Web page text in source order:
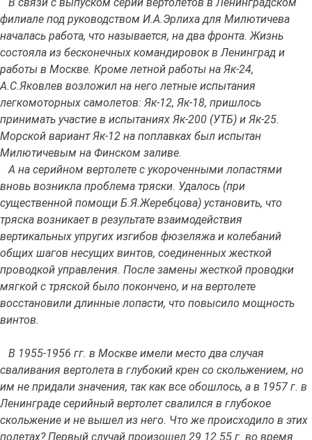
В связи с выпуском серии вертолетов в Ленинградском
филиале под руководством И.А.Эрлиха для Милютичева
началась работа, что называется, на два фронта. Жизнь
состояла из бесконечных командировок в Ленинград и
работы в Москве. Кроме летной работы на Як-24,
А.С.Яковлев возложил на него летные испытания
легкомоторных самолетов: Як-12, Як-18, пришлось
принимать участие в испытаниях Як-200 (УТБ) и Як-25.
Морской вариант Як-12 на поплавках был испытан
Милютичевым на Финском заливе.
А на серийном вертолете с укороченными лопастями
вновь возникла проблема тряски. Удалось (при
существенной помощи Б.Я.Жеребцова) установить, что
тряска возникает в результате взаимодействия
вертикальных упругих изгибов фюзеляжа и колебаний
общих шагов несущих винтов, соединенных жесткой
проводкой управления. После замены жесткой проводки
мягкой с тряской было покончено, и на вертолете
восстановили длинные лопасти, что повысило мощность
винтов.
В 1955-1956 гг. в Москве имели место два случая
сваливания вертолета в глубокий крен со скольжением, но
им не придали значения, так как все обошлось, а в 1957 г. в
Ленинграде серийный вертолет свалился в глубокое
скольжение и не вышел из него. Что же происходило в этих
полетах? Первый случай произошел 29.12.55 г. во время